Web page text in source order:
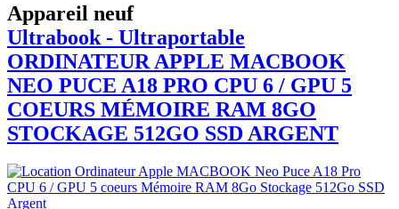
Appareil neuf
Ultrabook - Ultraportable
ORDINATEUR APPLE MACBOOK
NEO PUCE A18 PRO CPU 6 / GPU 5
COEURS MÉMOIRE RAM 8GO
STOCKAGE 512GO SSD ARGENT